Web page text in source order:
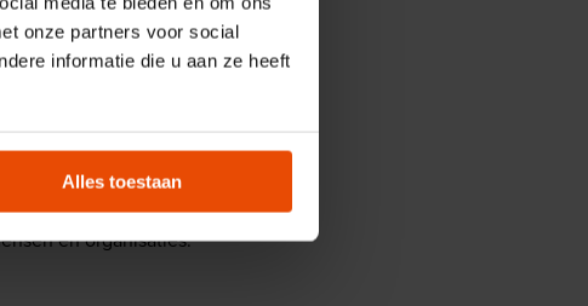
onze partners voor social
informatie die u aan ze heeft
Alles toestaan
tekende voor
De Vlaamse Overheid
twee grote musea in
toperfgoed." Directeur
de Stadsgraanzuiger 19 is het
en organisaties."